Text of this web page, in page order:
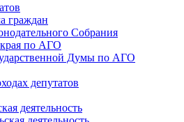
граждан
Собрания
по АГО
Думы по АГО
депутатов
деятельность